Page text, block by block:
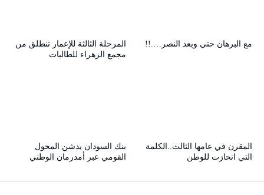
المرحلة الثالثة للإعمار تنطلق من
مجمع الزهراء للطالبات
مع البرهان حتي وبعد النصر….!!
بنك السودان يدشن المحول
القومي عبر أمدرمان الوطني
المقرن في عامها الثالث..الكلمة
التي انحازت للوطن